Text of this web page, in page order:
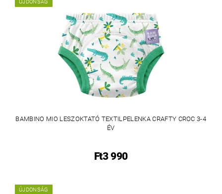
ÚJDONSÁG
BAMBINO MIO LESZOKTATÓ TEXTILPELENKA CRAFTY CROC 3-4
ÉV
Ft3 990
ÚJDONSÁG